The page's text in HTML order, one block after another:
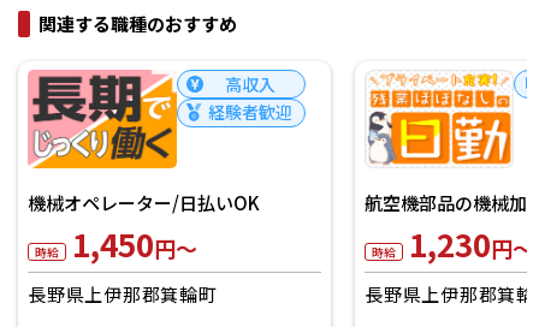
関連する職種のおすすめ
高収入
経験者歓迎
機械オペレーター/日払いOK
時給 1,450円～
長野県上伊那郡箕輪町
航空機部品の機械加
時給 1,230円～
長野県上伊那郡箕